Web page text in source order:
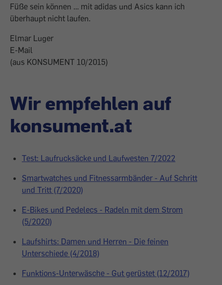
Füße sein können … mit adidas und Asics kann ich
überhaupt nicht laufen.
Elmar Luger
E-Mail
(aus KONSUMENT 10/2015)
Wir empfehlen auf
konsument.at
Test: Laufrucksäcke und Laufwesten 7/2022
Smartwatches und Fitnessarmbänder - Auf Schritt
und Tritt (7/2020)
E-Bikes und Pedelecs - Radeln mit dem Strom
(5/2020)
Laufshirts: Damen und Herren - Die feinen
Unterschiede (4/2018)
Funktions-Unterwäsche - Gut gerüstet (12/2017)